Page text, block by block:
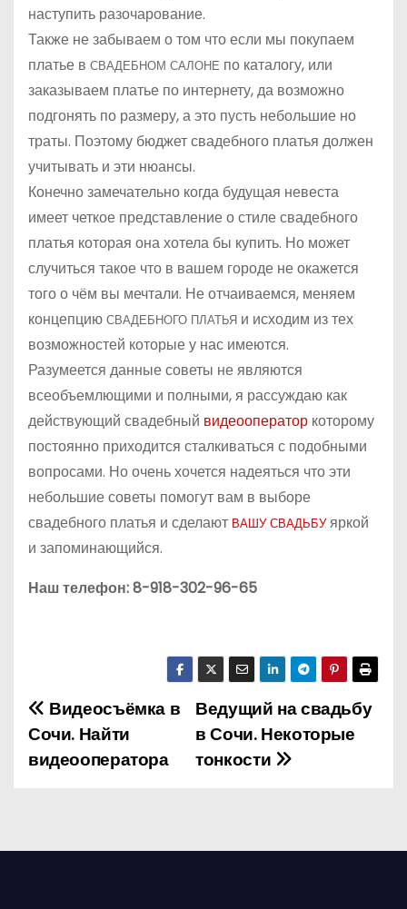
наступить разочарование.
Также не забываем о том что если мы покупаем
платье в СВАДЕБНОМ САЛОНЕ по каталогу, или
заказываем платье по интернету, да возможно
подгонять по размеру, а это пусть небольшие но
траты. Поэтому бюджет свадебного платья должен
учитывать и эти нюансы.
Конечно замечательно когда будущая невеста
имеет четкое представление о стиле свадебного
платья которая она хотела бы купить. Но может
случиться такое что в вашем городе не окажется
того о чём вы мечтали. Не отчаиваемся, меняем
концепцию СВАДЕБНОГО ПЛАТЬЯ и исходим из тех
возможностей которые у нас имеются.
Разумеется данные советы не являются
всеобъемлющими и полными, я рассуждаю как
действующий свадебный видеооператор которому
постоянно приходится сталкиваться с подобными
вопросами. Но очень хочется надеяться что эти
небольшие советы помогут вам в выборе
свадебного платья и сделают ВАШУ СВАДЬБУ яркой
и запоминающийся.
Наш телефон: 8-918-302-96-65
Н
а
Ведущий на свадьбу
в Сочи. Некоторые
тонкости
Видеосъёмка в
Сочи. Найти
видеооператора